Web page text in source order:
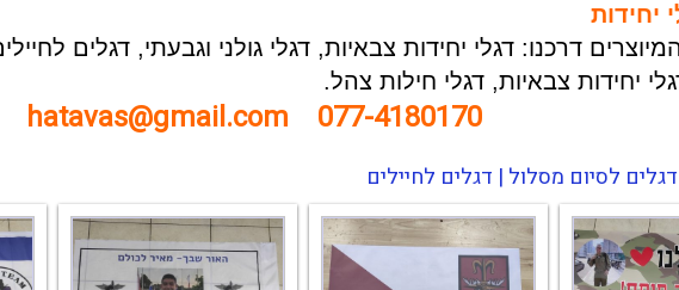
יחידות
דרכנו: דגלי יחידות צבאיות, דגלי גולני וגבעתי, דגלים
יחידות צבאיות, דגלי חילות צהל.
077-4180170
hatavas@gmail.com
לסיום מסלול | דגלים לחיילים